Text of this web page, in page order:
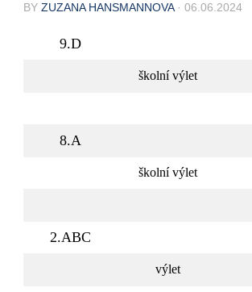
BY ZUZANA HANSMANNOVA · 06.06.2024
9.D
školní výlet
8.A
školní výlet
2.ABC
výlet